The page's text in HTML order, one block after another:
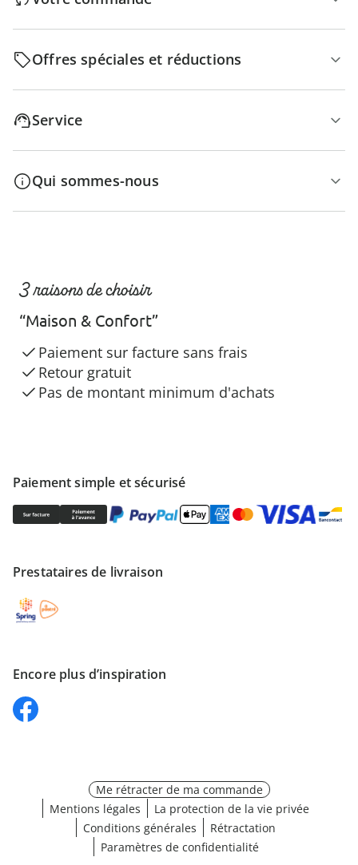
Offres spéciales et réductions
Service
Qui sommes-nous
Paiement simple et sécurisé
Prestataires de livraison
Encore plus d’inspiration
3 raisons de choisir
“Maison & Confort”
Paiement sur facture sans frais
Retour gratuit
Pas de montant minimum d'achats
Me rétracter de ma commande
Mentions légales
La protection de la vie privée
Conditions générales
Rétractation
Paramètres de confidentialité